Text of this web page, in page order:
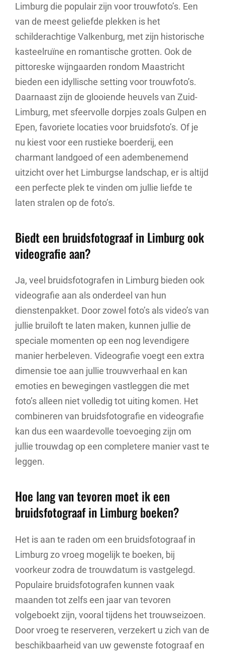
Limburg die populair zijn voor trouwfoto’s. Een
van de meest geliefde plekken is het
schilderachtige Valkenburg, met zijn historische
kasteelruïne en romantische grotten. Ook de
pittoreske wijngaarden rondom Maastricht
bieden een idyllische setting voor trouwfoto’s.
Daarnaast zijn de glooiende heuvels van Zuid-
Limburg, met sfeervolle dorpjes zoals Gulpen en
Epen, favoriete locaties voor bruidsfoto’s. Of je
nu kiest voor een rustieke boerderij, een
charmant landgoed of een adembenemend
uitzicht over het Limburgse landschap, er is altijd
een perfecte plek te vinden om jullie liefde te
laten stralen op de foto’s.
Biedt een bruidsfotograaf in Limburg ook
videografie aan?
Ja, veel bruidsfotografen in Limburg bieden ook
videografie aan als onderdeel van hun
dienstenpakket. Door zowel foto’s als video’s van
jullie bruiloft te laten maken, kunnen jullie de
speciale momenten op een nog levendigere
manier herbeleven. Videografie voegt een extra
dimensie toe aan jullie trouwverhaal en kan
emoties en bewegingen vastleggen die met
foto’s alleen niet volledig tot uiting komen. Het
combineren van bruidsfotografie en videografie
kan dus een waardevolle toevoeging zijn om
jullie trouwdag op een completere manier vast te
leggen.
Hoe lang van tevoren moet ik een
bruidsfotograaf in Limburg boeken?
Het is aan te raden om een bruidsfotograaf in
Limburg zo vroeg mogelijk te boeken, bij
voorkeur zodra de trouwdatum is vastgelegd.
Populaire bruidsfotografen kunnen vaak
maanden tot zelfs een jaar van tevoren
volgeboekt zijn, vooral tijdens het trouwseizoen.
Door vroeg te reserveren, verzekert u zich van de
beschikbaarheid van uw gewenste fotograaf en